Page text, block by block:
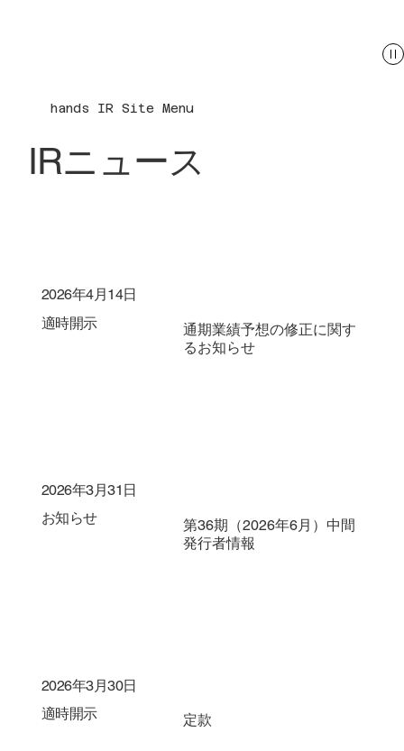
hands IR Site Menu
IRニュース
2026年4月14日
適時開示
通期業績予想の修正に関す
るお知らせ
2026年3月31日
お知らせ
第36期（2026年6月）中間
発行者情報
2026年3月30日
適時開示
定款